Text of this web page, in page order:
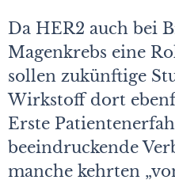
Da HER2 auch bei
Magenkrebs eine
sollen zukünftige
Wirkstoff dort
Erste
beeindruckende
manche kehrten